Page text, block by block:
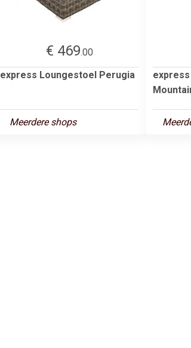
€ 469.00
express Loungestoel Perugia
Meerdere shops